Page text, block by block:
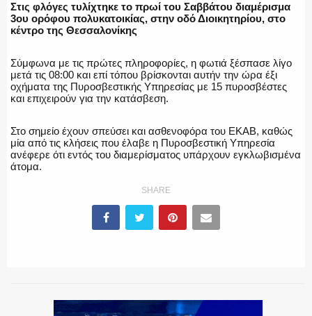
ΠΥΡΟΣΒΕΣΤΙΚΗ
ΛΙΜΕΝΙΚΟ
Στις φλόγες τυλίχτηκε το πρωί του Σαββάτου διαμέρισμα
3ου ορόφου πολυκατοικίας, στην οδό Διοικητηρίου, στο
κέντρο της Θεσσαλονίκης
Σύμφωνα με τις πρώτες πληροφορίες, η φωτιά ξέσπασε λίγο
μετά τις 08:00 και επί τόπου βρίσκονται αυτήν την ώρα έξι
οχήματα της Πυροσβεστικής Υπηρεσίας με 15 πυροσβέστες
και επιχειρούν για την κατάσβεση.
Στο σημείο έχουν σπεύσει και ασθενοφόρα του ΕΚΑΒ, καθώς
μία από τις κλήσεις που έλαβε η Πυροσβεστική Υπηρεσία
ανέφερε ότι εντός του διαμερίσματος υπάρχουν εγκλωβισμένα
άτομα.
SHARE